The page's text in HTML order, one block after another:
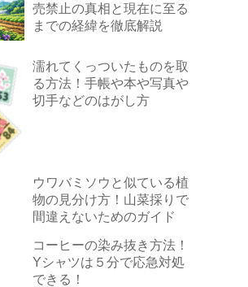
売禁止の真相と現在に至る
までの経緯を徹底解説
濡れてくっついたものを取
る方法！手帳や本や写真や
切手などのはがし方
ウワバミソウと似ている植
物の見分け方！山菜採りで
間違えないためのガイド
コーヒーの染み抜き方法！
Yシャツは５分で応急対処
できる！